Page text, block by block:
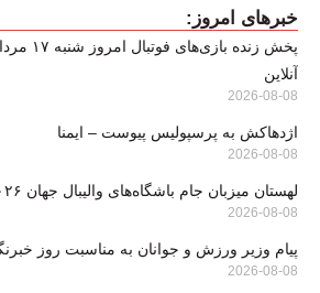
خبرهای امروز:
پخش زنده
آنلاین
2026-08-08
اژدهاکش به پرسپولیس پیوست – ایمنا
2026-08-08
لهستان میزبان جام باشگاه‌های والیبال جهان ۲۰۲۶ و ۲۰۲۷
2026-08-08
پیام وزیر ورزش و جوانان به مناسبت روز
2026-08-08